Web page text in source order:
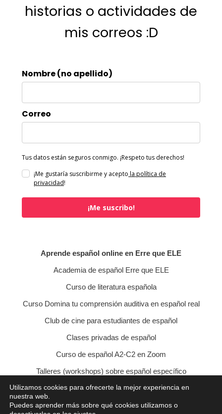
historias o actividades de
mis correos :D
Nombre (no apellido)
Correo
Tus datos están seguros conmigo. ¡Respeto tus derechos!
¡Me gustaría suscribirme y acepto la política de
privacidad!
¡Me suscribo!
Aprende español online en Erre que ELE
Academia de español Erre que ELE
Curso de literatura española
Curso Domina tu comprensión auditiva en español real
Club de cine para estudiantes de español
Clases privadas de español
Curso de español A2-C2 en Zoom
Talleres (workshops) sobre español específico
Curso de conversación veraniego
Política de privacidad Política de cookies
Utilizamos cookies para ofrecerte la mejor experiencia en
nuestra web.
Puedes aprender más sobre qué cookies utilizamos o